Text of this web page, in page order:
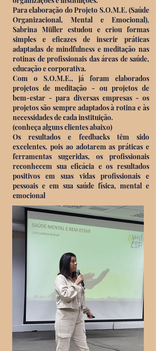
Para elaboração do Projeto S.O.M.E. (Saúde
Organizacional, Mental e Emocional),
Sabrina Müller estudou e criou formas
simples e eficazes de inserir práticas
adaptadas de mindfulness e meditação nas
rotinas de profissionais das áreas de saúde,
educação e corporativa. ​
Com o S.O.M.E., já foram elaborados
projetos de meditação - ou projetos de
bem-estar - para diversas empresas - os
projetos são sempre adaptados à rotina e às
necessidades de cada instituição.​
(conheça alguns clientes abaixo)
Os resultados e feedbacks têm sido
excelentes, pois ao adotarem as práticas e
ferramentas sugeridas, os profissionais
reconhecem sua eficácia e os resultados
positivos em suas vidas profissionais e
pessoais e em sua saúde física, mental e
emocional